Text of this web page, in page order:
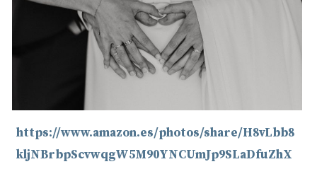
https://www.amazon.es/photos/share/H8vLbb8
kljNBrbpScvwqgW5M90YNCUmJp9SLaDfuZhX